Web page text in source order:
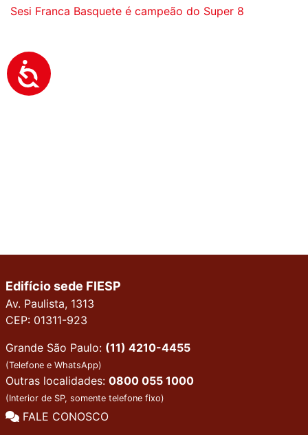
Sesi Franca Basquete é campeão do Super 8
Edifício sede FIESP
Av. Paulista, 1313
CEP: 01311-923
Grande São Paulo: (11) 4210-4455
(Telefone e WhatsApp)
Outras localidades: 0800 055 1000
(Interior de SP, somente telefone fixo)
FALE CONOSCO